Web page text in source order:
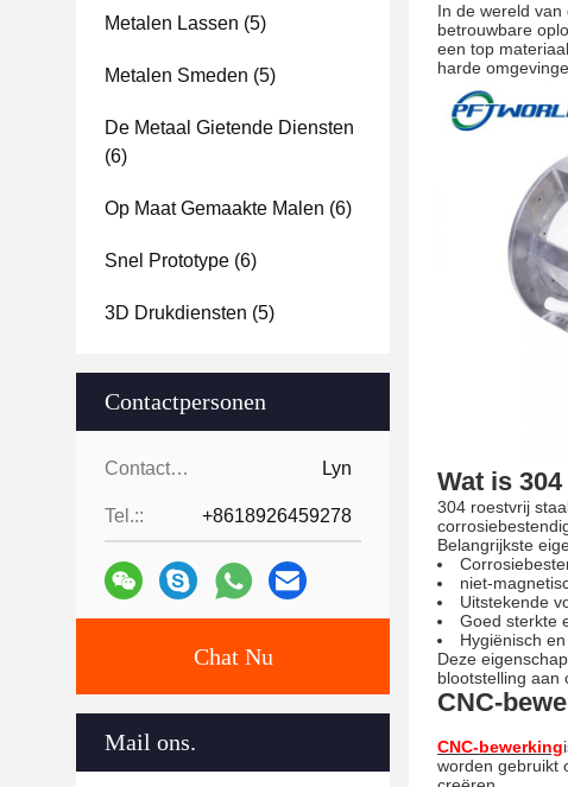
Metalen Lassen (5)
Metalen Smeden (5)
De Metaal Gietende Diensten
(6)
Op Maat Gemaakte Malen (6)
Snel Prototype (6)
3D Drukdiensten (5)
Contactpersonen
Contactpersonen: Lyn
Tel.:: +8618926459278
Chat Nu
Mail ons.
In de wereld van
betrouwbare
een top
harde
Wat is
304 roestvrij
Belangrijkste
niet-
Uitstekende
Goed sterkte
Hygiënisch
Deze
blootstelling aan
CNC-
CNC-bewerking
worden gebruikt